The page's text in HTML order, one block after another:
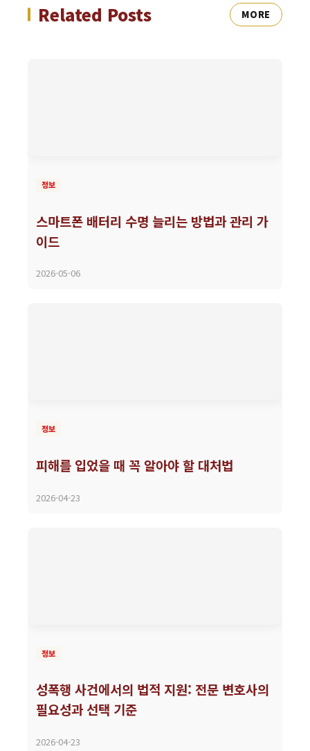
Related Posts MORE
정보
스마트폰 배터리 수명 늘리는 방법과 관리 가
이드
2026-05-06
정보
피해를 입었을 때 꼭 알아야 할 대처법
2026-04-23
정보
성폭행 사건에서의 법적 지원: 전문 변호사의
필요성과 선택 기준
2026-04-23